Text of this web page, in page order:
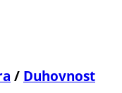
/ Duhovnost